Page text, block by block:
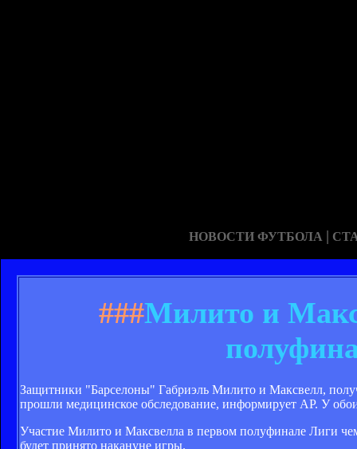
НОВОСТИ ФУТБОЛА |
###Милито и
Защитники "Барселоны" Габриэль Милито и Максвелл,
прошли медицинское обследование, информирует AP. У
Участие Милито и Максвелла в первом полуфинале Лиги
будет принято накануне игры.